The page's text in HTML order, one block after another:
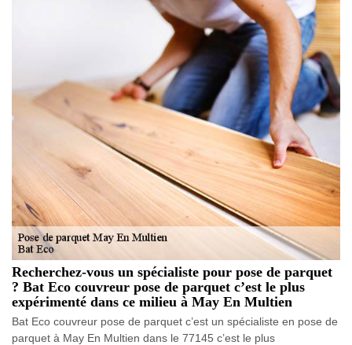
Recherchez-vous un spécialiste pour pose de parquet
? Bat Eco couvreur pose de parquet c’est le plus
expérimenté dans ce milieu à May En Multien
Bat Eco couvreur pose de parquet c’est un spécialiste en pose de
parquet à May En Multien dans le 77145 c’est le plus